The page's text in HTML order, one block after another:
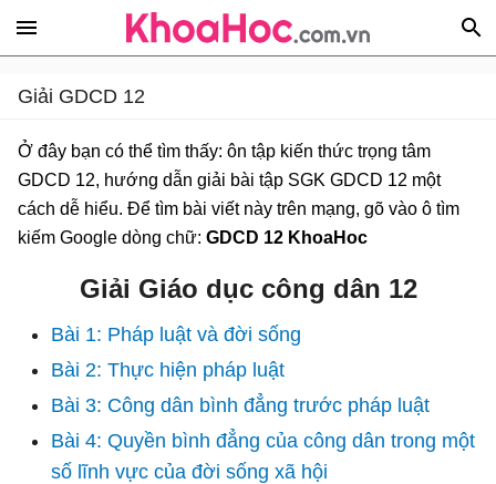
Giải GDCD 12
Ở đây bạn có thể tìm thấy: ôn tập kiến thức trọng tâm
GDCD 12, hướng dẫn giải bài tập SGK GDCD 12 một
cách dễ hiểu. Để tìm bài viết này trên mạng, gõ vào ô tìm
kiếm Google dòng chữ: GDCD 12 KhoaHoc
Giải Giáo dục công dân 12
Bài 1: Pháp luật và đời sống
Bài 2: Thực hiện pháp luật
Bài 3: Công dân bình đẳng trước pháp luật
Bài 4: Quyền bình đẳng của công dân trong một
số lĩnh vực của đời sống xã hội